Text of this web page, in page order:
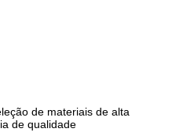
de materiais de alta
de qualidade